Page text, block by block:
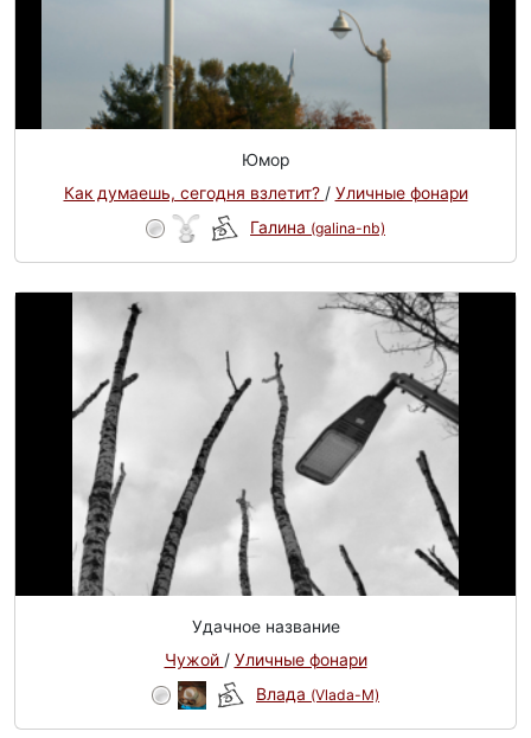
Юмор
Как думаешь, сегодня взлетит? / Уличные фонари
Галина (galina-nb)
Удачное название
Чужой / Уличные фонари
Влада (Vlada-M)